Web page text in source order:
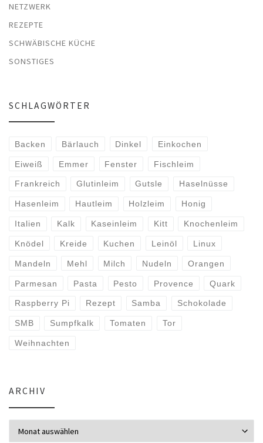
NETZWERK
REZEPTE
SCHWÄBISCHE KÜCHE
SONSTIGES
SCHLAGWÖRTER
Backen Bärlauch Dinkel Einkochen
Eiweiß Emmer Fenster Fischleim
Frankreich Glutinleim Gutsle Haselnüsse
Hasenleim Hautleim Holzleim Honig
Italien Kalk Kaseinleim Kitt Knochenleim
Knödel Kreide Kuchen Leinöl Linux
Mandeln Mehl Milch Nudeln Orangen
Parmesan Pasta Pesto Provence Quark
Raspberry Pi Rezept Samba Schokolade
SMB Sumpfkalk Tomaten Tor
Weihnachten
ARCHIV